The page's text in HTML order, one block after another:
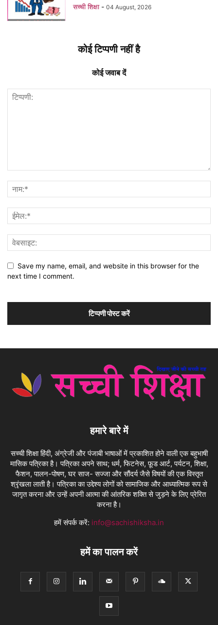
सच्ची शिक्षा - 04 August, 2026
कोई टिप्पणी नहीं है
कोई जवाब दें
Save my name, email, and website in this browser for the
next time I comment.
हमारे बारे में
सच्ची शिक्षा हिंदी, अंग्रेजी और पंजाबी भाषाओं में प्रकाशित होने वाली एक बहुभाषी
मासिक पत्रिका है। पत्रिका अपने साथ; धर्म, फिटनेस, फ़ूड आर्ट, पर्यटन, शिक्षा,
फैशन, पालन-पोषण, घर साज- सज्जा और सौंदर्य जैसे विषयों की एक विस्तृत
श्रृंखला लाती है। पत्रिका का उद्देश्य लोगों को सामाजिक और आध्यात्मिक रूप से
जागृत करना और उन्हें अपनी आत्मा की आंतरिक शक्ति से जुड़ने के लिए प्रेरित
करना है।
हमें संपर्क करें: info@sachishiksha.in
हमें का पालन करें